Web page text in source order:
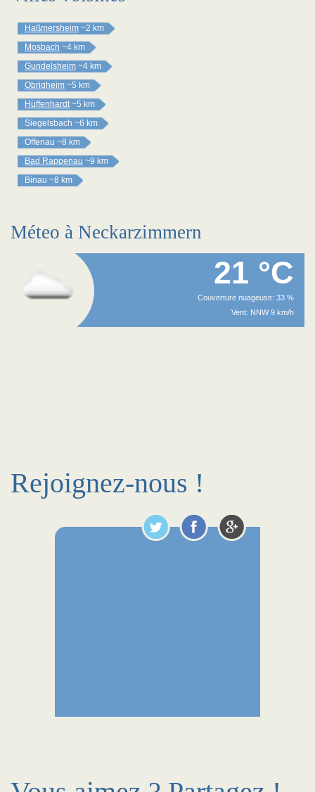
Haßmersheim ~2 km
Mosbach ~4 km
Gundelsheim ~4 km
Obrigheim ~5 km
Hüffenhardt ~5 km
Siegelsbach ~6 km
Offenau ~8 km
Bad Rappenau ~9 km
Binau ~8 km
Méteo à Neckarzimmern
21 °C
Couverture nuageuse: 33 %
Vent: NNW 9 km/h
Rejoignez-nous !